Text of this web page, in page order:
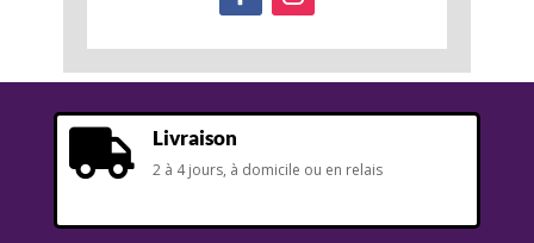
 Livraison
2 à 4 jours, à domicile ou en relais